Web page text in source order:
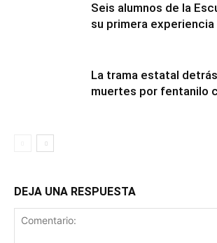
Seis alumnos de la
su primera experiencia
La trama estatal
muertes por fentanilo
DEJA UNA RESPUESTA